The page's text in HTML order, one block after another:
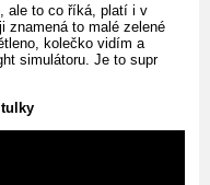
ale to co říká, platí i v
znamená to malé zelené
kolečko vidím a
simulátoru. Je to supr